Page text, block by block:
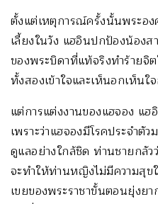
ตั้งแต่เหตุการณ์ครั้งนั้นพระอ
เลี้ยงในวัง แฮอินปกป้องน้อง
ของพระบิดาที่แท้จริงทำร้าย
ทั้งสองเข้าใจและเห็นอกเห็น
แต่การแต่งงานของแฮจอง แฮ
เพราะว่าแฮจองมีโรคประจำตั
ดูแลอย่างใกล้ชิด ท่านชายกลัว
จะทำให้ท่านหญิงไม่มีความสุข
เขยของพระราชาขั้นตอนยุ่งย